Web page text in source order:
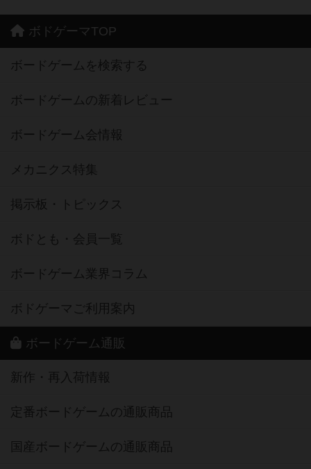
ボドゲーマTOP
ボードゲームを検索する
ボードゲームの新着レビュー
ボードゲーム会情報
メカニクス特集
掲示板・トピックス
ボドとも・会員一覧
ボードゲーム業界コラム
ボドゲーマご利用案内
ボードゲーム通販
新作・再入荷情報
定番ボードゲームの通販商品
国産ボードゲームの通販商品